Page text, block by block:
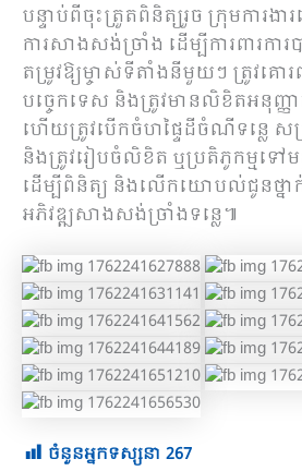
បន្ទាប់ពីចុះត្រួតពិនិត្យរួច ក្រុមការងារ
ការសាងសង់ច្រាំង ដើម្បីការពារកា
តម្រូវឱ្យម្ចាស់ទីតាំងនីមួយៗ ត្រូវគោរ
បច្ចេកទេស និងត្រូវមានលិខិតអនុញ្ញ
ហើយត្រូវបើកចំហផ្ទៃដីចំណីទន្លេ ស
និងត្រូវរៀបចំលិខិត ឬប្រតិភូកម្មទៅម
ដើម្បីពិនិត្យ និងលើកយោបល់ជូនថ្នាក់
អភិវឌ្ឍសាងសង់ច្រាំងទន្លេ៕
ចំនួនអ្នកទស្សនា 267